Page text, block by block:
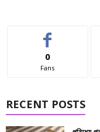
0
Fans
RECENT POSTS